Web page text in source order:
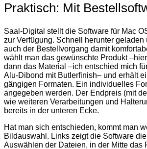
Praktisch: Mit
Saal-Digital stellt die Software für Mac
zur Verfügung. Schnell herunter geladen
auch der Bestellvorgang damit
wählt man das gewünschte Produkt
dann das Material –ich entschied mich
Alu-Dibond mit Butlerfinish– und erhält
gängigen Formaten. Ein individuelles
angegeben werden. Der Endpreis (mit
wie weiteren Verarbeitungen und
bereits in der unteren Ecke.
Hat man sich entschieden, kommt man
Bildauswahl. Links zeigt die Software
Auswählen der Dateien, in der Mitte das